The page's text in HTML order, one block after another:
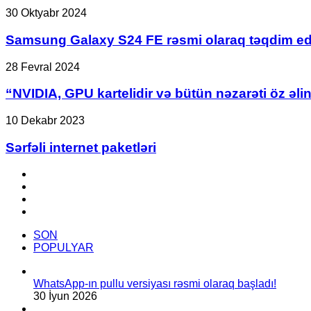
12
RAM
ilə
Samsung
S24
FE
rəsmi
olaraq
təqdim
edildi!
30 Oktyabr 2024
Samsung Galaxy S24 FE rəsmi olaraq təqdim
“NVIDIA,
kartelidir
bütün
öz
əlinə
28 Fevral 2024
“NVIDIA, GPU kartelidir və bütün nəzarəti öz
Sərfəli
paketləri
10 Dekabr 2023
Sərfəli internet paketləri
SON
POPULYAR
WhatsApp-ın pullu versiyası rəsmi olaraq başladı!
30 İyun 2026